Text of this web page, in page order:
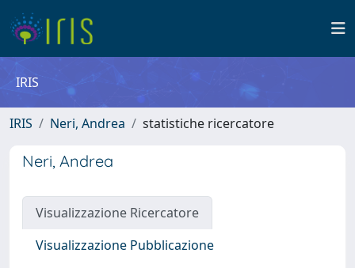
IRIS
IRIS Neri, Andrea statistiche ricercatore
Neri, Andrea
Visualizzazione Ricercatore
Visualizzazione Pubblicazione